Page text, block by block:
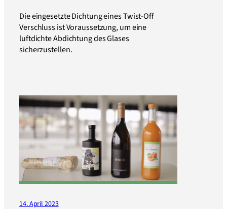
Die eingesetzte Dichtung eines Twist-Off
Verschluss ist Voraussetzung, um eine
luftdichte Abdichtung des Glases
sicherzustellen.
14. April 2023